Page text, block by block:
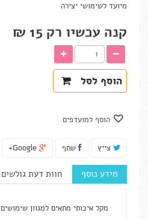
מיועד לשימושי יצירה
קנה עכשיו רק 15 ₪‎
הוסף לסל
הוסף למועדפים
צייץ שתף
מידע נוסף חוות דעת גולשים
מקל איכותי מתאים למגוון שימושים